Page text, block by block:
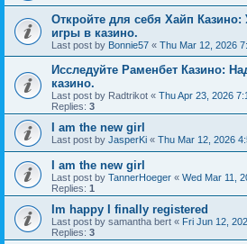
Откройте для себя Хайп
игры в казино.
Last post by Bonnie57 « Thu Mar 12, 2026
Исследуйте Раменбет Казино:
казино.
Last post by Radtrikot « Thu Apr 23, 2026
Replies: 3
I am the new girl
Last post by JasperKi « Thu Mar 12, 2026
I am the new girl
Last post by TannerHoeger « Wed Mar 11,
Replies: 1
Im happy I finally registered
Last post by samantha bert « Fri Jun 12,
Replies: 3